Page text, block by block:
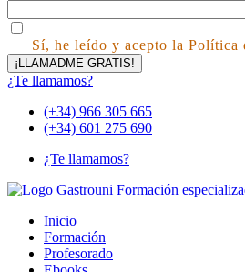
Sí, he leído y acepto la Política
¿Te llamamos?
(+34) 966 305 665
(+34) 601 275 690
¿Te llamamos?
Inicio
Formación
Profesorado